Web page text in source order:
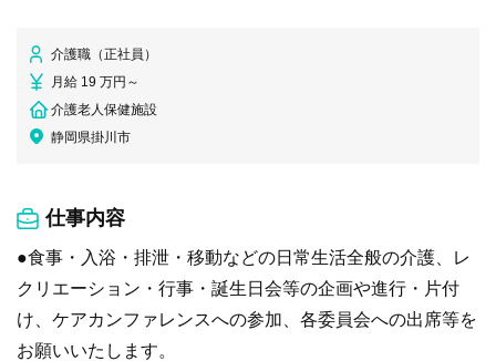
介護職（正社員）
月給 19 万円～
介護老人保健施設
静岡県掛川市
仕事内容
●食事・入浴・排泄・移動などの日常生活全般の介護、レ
クリエーション・行事・誕生日会等の企画や進行・片付
け、ケアカンファレンスへの参加、各委員会への出席等を
お願いいたします。